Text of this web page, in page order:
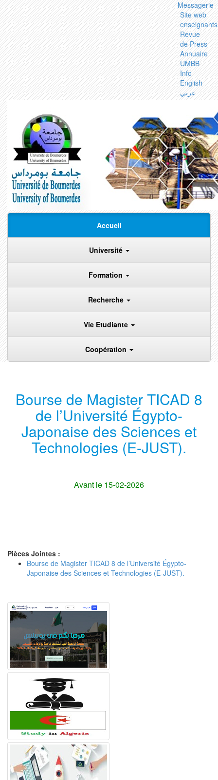
Messagerie
Site web
enseignants
Revue
de Press
Annuaire
UMBB
Info
English
عربي
Accueil
Université
Formation
Recherche
Vie Etudiante
Coopération
Bourse de Magister TICAD 8
de l’Université Égypto-
Japonaise des Sciences et
Technologies (E-JUST).
Avant le 15-02-2026
Pièces Jointes :
Bourse de Magister TICAD 8 de l’Université Égypto-
Japonaise des Sciences et Technologies (E-JUST).